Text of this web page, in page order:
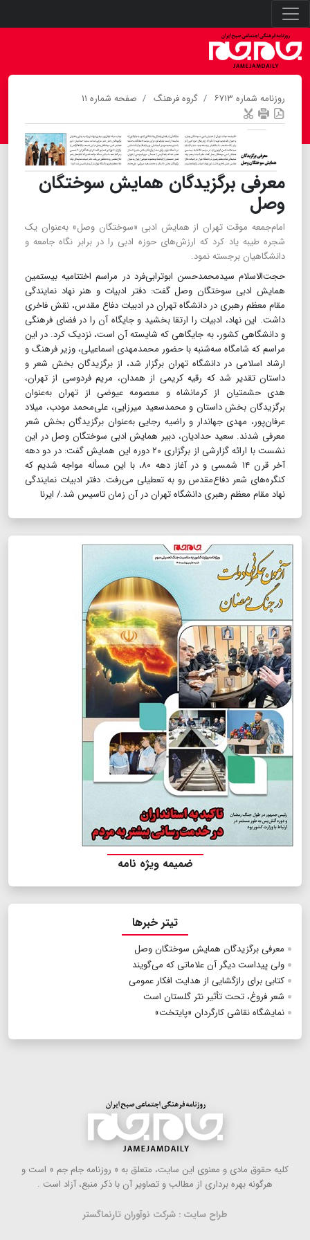
روزنامه شماره ۶۷۱۳ گروه فرهنگ صفحه شماره ۱۱
معرفی برگزیدگان همایش سوختگان
وصل
امام‌جمعه موقت تهران از همایش ادبی «سوختگان وصل» به‌عنوان یک
شجره طیبه یاد کرد که ارزش‌های حوزه ادبی را در برابر نگاه جامعه و
دانشگاهیان برجسته نمود.
حجت‌الاسلام سیدمحمدحسن ابوترابی‌فرد در مراسم اختتامیه بیستمین
همایش ادبی سوختگان وصل گفت: دفتر ادبیات و هنر نهاد نمایندگی
مقام معظم رهبری در دانشگاه تهران در ادبیات دفاع مقدس، نقش فاخری
داشت. این نهاد، ادبیات را ارتقا بخشید و جایگاه آن را در فضای فرهنگی
و دانشگاهی کشور، به جایگاهی که شایسته آن است، نزدیک کرد. در این
مراسم که شامگاه سه‌شنبه با حضور محمدمهدی اسماعیلی، وزیر فرهنگ و
ارشاد اسلامی در دانشگاه تهران برگزار شد، از برگزیدگان بخش شعر و
داستان تقدیر شد که رقیه کریمی از همدان، مریم فردوسی از تهران،
هدی حشمتیان از کرمانشاه و معصومه عیوضی از تهران به‌عنوان
برگزیدگان بخش داستان و محمدسعید میرزایی، علی‌محمد مودب، میلاد
عرفان‌پور، مهدی جهاندار و راضیه رجایی به‌عنوان برگزیدگان بخش شعر
معرفی شدند. سعید حدادیان، دبیر همایش ادبی سوختگان وصل در این
نشست با ارائه گزارشی از برگزاری ۲۰ دوره این همایش گفت: در دو دهه
آخر قرن ۱۴ شمسی و در آغاز دهه ۸۰، با این مسأله مواجه شدیم که
کنگره‌های شعر دفاع‌مقدس رو به تعطیلی می‌رفت. دفتر ادبیات نمایندگی
نهاد مقام معظم رهبری دانشگاه تهران در آن زمان تاسیس شد./ ایرنا
ضمیمه ویژه نامه
تیتر خبرها
معرفی برگزیدگان همایش سوختگان وصل
ولی پیداست دیگر آن علاماتی که می‌گویند
کتابی برای رازگشایی از هدایت افکار عمومی
شعر فروغ، تحت تأثیر نثر گلستان است
نمایشگاه نقاشی‌ کارگردان «پایتخت»
كلیه حقوق مادی و معنوی این سایت، متعلق به « روزنامه جام جم » است و
هرگونه بهره ‌برداری از مطالب و تصاویر آن با ذكر منبع، آزاد است .
طراح سایت : شرکت نوآوران تارنماگستر